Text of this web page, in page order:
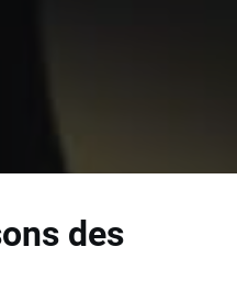
des